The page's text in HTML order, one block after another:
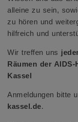
alleine zu sein,
zu hören und
hilfreich und
Wir treffen uns
Räumen der
Kassel
Anmeldungen bitte
kassel.de.